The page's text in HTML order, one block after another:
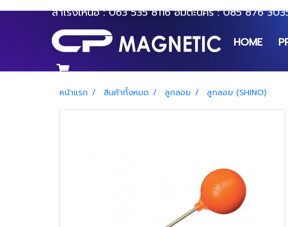
สำโรงเหนือ :063 535 8116อมตะนคร :085 876
HOME
หน้าแรก สินค้าทั้งหมด ลูกลอย ลูกลอย (SHINO)